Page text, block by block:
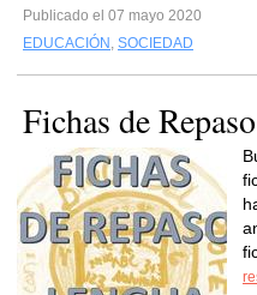
Publicado el 07 mayo 2020
EDUCACIÓN , SOCIEDAD
Fichas de